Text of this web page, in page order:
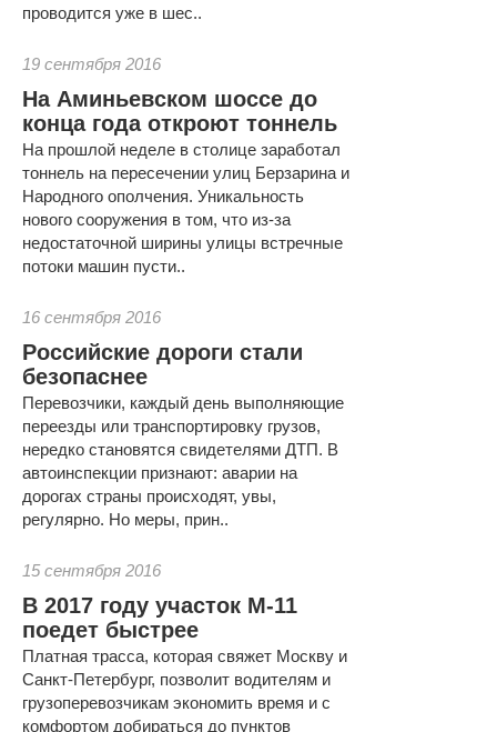
проводится уже в шес..
19 сентября 2016
На Аминьевском шоссе до
конца года откроют тоннель
На прошлой неделе в столице заработал
тоннель на пересечении улиц Берзарина и
Народного ополчения. Уникальность
нового сооружения в том, что из-за
недостаточной ширины улицы встречные
потоки машин пусти..
16 сентября 2016
Российские дороги стали
безопаснее
Перевозчики, каждый день выполняющие
переезды или транспортировку грузов,
нередко становятся свидетелями ДТП. В
автоинспекции признают: аварии на
дорогах страны происходят, увы,
регулярно. Но меры, прин..
15 сентября 2016
В 2017 году участок М-11
поедет быстрее
Платная трасса, которая свяжет Москву и
Санкт-Петербург, позволит водителям и
грузоперевозчикам экономить время и с
комфортом добираться до пунктов